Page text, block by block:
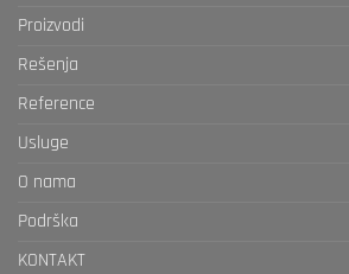
Proizvodi
Rešenja
Reference
Usluge
O nama
Podrška
KONTAKT